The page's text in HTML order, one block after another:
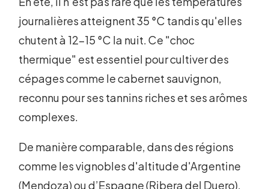
journalières atteignent 35 °C tandis qu'elles
chutent à 12-15 °C la nuit. Ce "choc
thermique" est essentiel pour cultiver des
cépages comme le cabernet sauvignon,
reconnu pour ses tannins riches et ses arômes
complexes.
De manière comparable, dans des régions
comme les vignobles d'altitude d'Argentine
(Mendoza) ou d’Espagne (Ribera del Duero),